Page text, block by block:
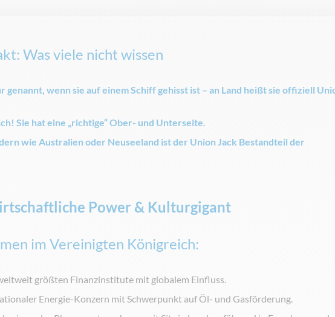
Was viele nicht wissen
genannt, wenn sie auf einem Schiff gehisst ist – an Land heißt sie offiziell
Sie hat eine „richtige“ Ober- und Unterseite.
wie Australien oder Neuseeland ist der Union Jack Bestandteil der
Power & Kulturgigant
im Vereinigten Königreich:
größten Finanzinstitute mit globalem Einfluss.
Energie-Konzern mit Schwerpunkt auf Öl- und Gasförderung.